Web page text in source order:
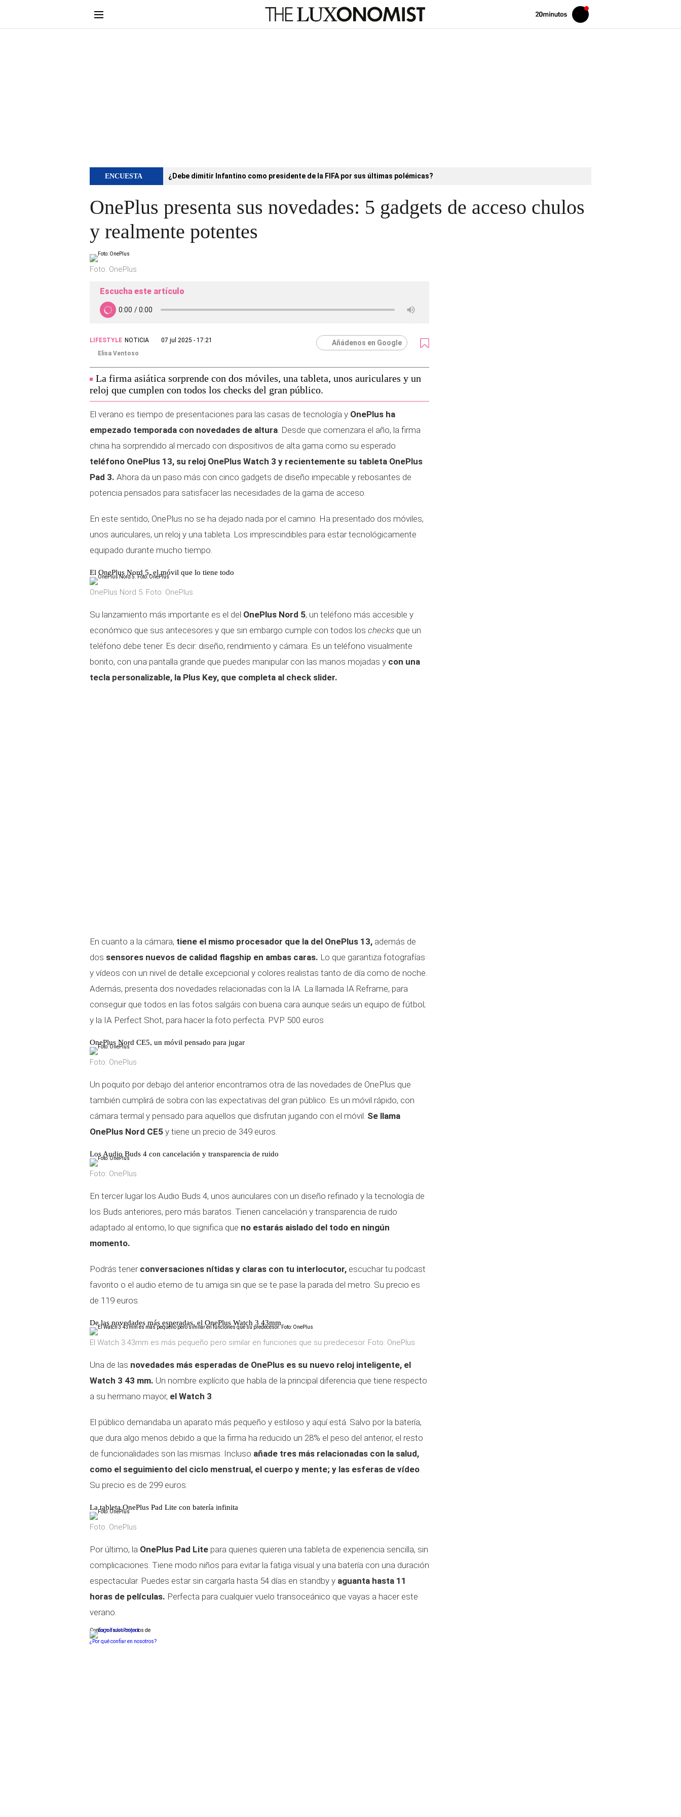
Volver
Iniciar
sesión
ENCUESTA ¿Debe dimitir Infantino como presidente de la FIFA por sus últimas polémicas?
OnePlus presenta sus novedades: 5 gadgets de acceso chulos
y realmente potentes
Foto: OnePlus
Escucha este artículo
LIFESTYLE NOTICIA
07 jul 2025 - 17:21
Elisa Ventoso
Añádenos en Google
La firma asiática sorprende con dos móviles, una tableta, unos auriculares y un
reloj que cumplen con todos los checks del gran público.
El verano es tiempo de presentaciones para las casas de tecnología y OnePlus ha
empezado temporada con novedades de altura. Desde que comenzara el año, la firma
china ha sorprendido al mercado con dispositivos de alta gama como su esperado
teléfono OnePlus 13, su reloj OnePlus Watch 3 y recientemente su tableta OnePlus
Pad 3. Ahora da un paso más con cinco gadgets de diseño impecable y rebosantes de
potencia pensados para satisfacer las necesidades de la gama de acceso.
En este sentido, OnePlus no se ha dejado nada por el camino. Ha presentado dos móviles,
unos auriculares, un reloj y una tableta. Los imprescindibles para estar tecnológicamente
equipado durante mucho tiempo.
El OnePlus Nord 5, el móvil que lo tiene todo
OnePlus Nord 5. Foto: OnePlus
Su lanzamiento más importante es el del OnePlus Nord 5, un teléfono más accesible y
económico que sus antecesores y que sin embargo cumple con todos los checks que un
teléfono debe tener. Es decir: diseño, rendimiento y cámara. Es un teléfono visualmente
bonito, con una pantalla grande que puedes manipular con las manos mojadas y con una
tecla personalizable, la Plus Key, que completa al check slider.
En cuanto a la cámara, tiene el mismo procesador que la del OnePlus 13, además de
dos sensores nuevos de calidad flagship en ambas caras. Lo que garantiza fotografías
y vídeos con un nivel de detalle excepcional y colores realistas tanto de día como de noche.
Además, presenta dos novedades relacionadas con la IA. La llamada IA Reframe, para
conseguir que todos en las fotos salgáis con buena cara aunque seáis un equipo de fútbol;
y la IA Perfect Shot, para hacer la foto perfecta. PVP 500 euros
OnePlus Nord CE5, un móvil pensado para jugar
Foto: OnePlus
Un poquito por debajo del anterior encontramos otra de las novedades de OnePlus que
también cumplirá de sobra con las expectativas del gran público. Es un móvil rápido, con
cámara termal y pensado para aquellos que disfrutan jugando con el móvil. Se llama
OnePlus Nord CE5 y tiene un precio de 349 euros.
Los Audio Buds 4 con cancelación y transparencia de ruido
Foto: OnePlus
En tercer lugar los Audio Buds 4, unos auriculares con un diseño refinado y la tecnología de
los Buds anteriores, pero más baratos. Tienen cancelación y transparencia de ruido
adaptado al entorno, lo que significa que no estarás aislado del todo en ningún
momento.
Podrás tener conversaciones nítidas y claras con tu interlocutor, escuchar tu podcast
favorito o el audio eterno de tu amiga sin que se te pase la parada del metro. Su precio es
de 119 euros.
De las novedades más esperadas, el OnePlus Watch 3 43mm
El Watch 3 43mm es más pequeño pero similar en funciones que su predecesor. Foto: OnePlus
Una de las novedades más esperadas de OnePlus es su nuevo reloj inteligente, el
Watch 3 43 mm. Un nombre explícito que habla de la principal diferencia que tiene respecto
a su hermano mayor, el Watch 3.
El público demandaba un aparato más pequeño y estiloso y aquí está. Salvo por la batería,
que dura algo menos debido a que la firma ha reducido un 28% el peso del anterior, el resto
de funcionalidades son las mismas. Incluso añade tres más relacionadas con la salud,
como el seguimiento del ciclo menstrual, el cuerpo y mente; y las esferas de vídeo.
Su precio es de 299 euros.
La tableta OnePlus Pad Lite con batería infinita
Foto: OnePlus
Por último, la OnePlus Pad Lite para quienes quieren una tableta de experiencia sencilla, sin
complicaciones. Tiene modo niños para evitar la fatiga visual y una batería con una duración
espectacular. Puedes estar sin cargarla hasta 54 días en standby y aguanta hasta 11
horas de películas. Perfecta para cualquier vuelo transoceánico que vayas a hacer este
verano.
Conforme a los criterios de
¿Por qué confiar en nosotros?